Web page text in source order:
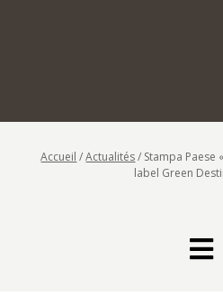
Accueil /Actualités/ Stampa Paese
label Green
